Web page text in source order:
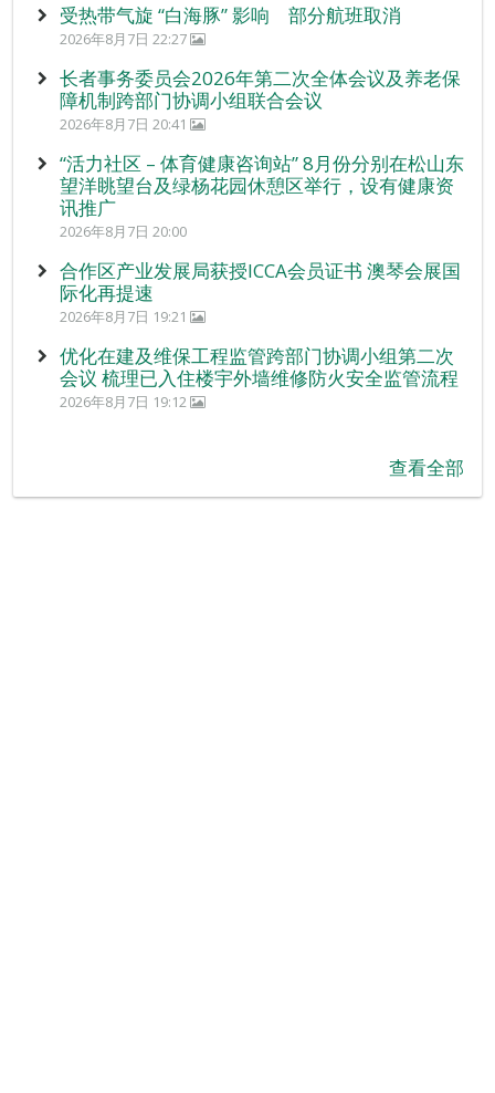
受热带气旋 “白海豚” 影响 部分航班取消
2026年8月7日 22:27
长者事务委员会2026年第二次全体会议及养老保
障机制跨部门协调小组联合会议
2026年8月7日 20:41
“活力社区 – 体育健康咨询站” 8月份分别在松山东
望洋眺望台及绿杨花园休憩区举行，设有健康资
讯推广
2026年8月7日 20:00
合作区产业发展局获授ICCA会员证书 澳琴会展国
际化再提速
2026年8月7日 19:21
优化在建及维保工程监管跨部门协调小组第二次
会议 梳理已入住楼宇外墙维修防火安全监管流程
2026年8月7日 19:12
查看全部